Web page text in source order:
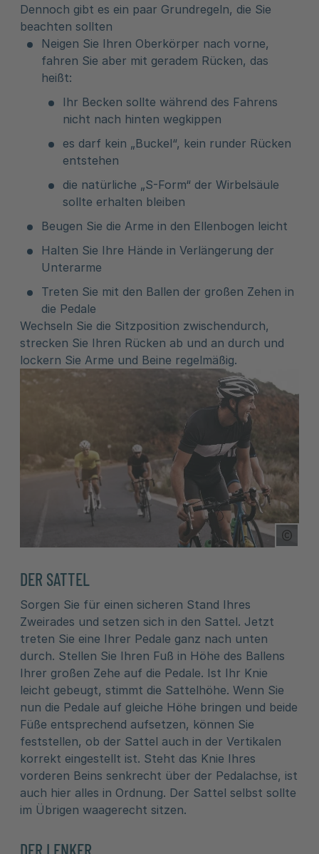
Dennoch gibt es ein paar Grundregeln, die Sie
beachten sollten
Neigen Sie Ihren Oberkörper nach vorne,
fahren Sie aber mit geradem Rücken, das
heißt:
Ihr Becken sollte während des Fahrens
nicht nach hinten wegkippen
es darf kein „Buckel“, kein runder Rücken
entstehen
die natürliche „S-Form“ der Wirbelsäule
sollte erhalten bleiben
Beugen Sie die Arme in den Ellenbogen leicht
Halten Sie Ihre Hände in Verlängerung der
Unterarme
Treten Sie mit den Ballen der großen Zehen in
die Pedale
Wechseln Sie die Sitzposition zwischendurch,
strecken Sie Ihren Rücken ab und an durch und
lockern Sie Arme und Beine regelmäßig.
DER SATTEL
Sorgen Sie für einen sicheren Stand Ihres
Zweirades und setzen sich in den Sattel. Jetzt
treten Sie eine Ihrer Pedale ganz nach unten
durch. Stellen Sie Ihren Fuß in Höhe des Ballens
Ihrer großen Zehe auf die Pedale. Ist Ihr Knie
leicht gebeugt, stimmt die Sattelhöhe. Wenn Sie
nun die Pedale auf gleiche Höhe bringen und beide
Füße entsprechend aufsetzen, können Sie
feststellen, ob der Sattel auch in der Vertikalen
korrekt eingestellt ist. Steht das Knie Ihres
vorderen Beins senkrecht über der Pedalachse, ist
auch hier alles in Ordnung. Der Sattel selbst sollte
im Übrigen waagerecht sitzen.